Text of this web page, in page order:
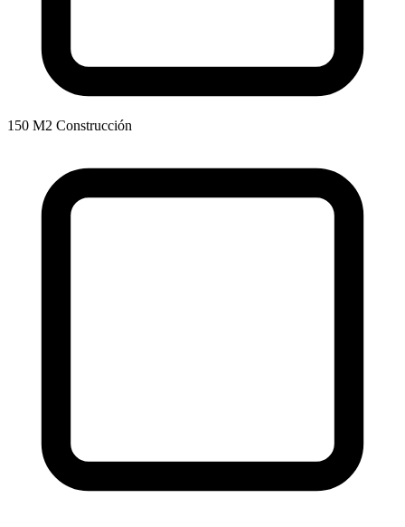
150 M2 Construcción